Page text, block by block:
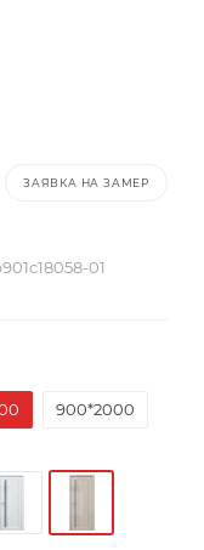
ЗАЯВКА НА ЗАМЕР
01
900*2000